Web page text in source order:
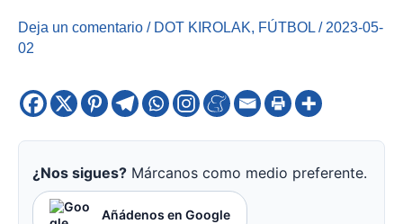
Deja un comentario / DOT KIROLAK, FÚTBOL / 2023-05-
02
¿Nos sigues? Márcanos como medio preferente.
Añádenos en Google